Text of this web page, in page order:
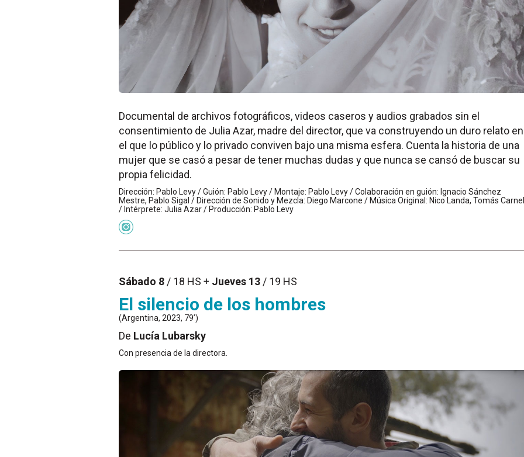
Documental de archivos fotográficos, videos caseros y audios grabados sin el
consentimiento de Julia Azar, madre del director, que va construyendo un duro relato en
el que lo público y lo privado conviven bajo una misma esfera. Cuenta la historia de una
mujer que se casó a pesar de tener muchas dudas y que nunca se cansó de buscar su
propia felicidad.
Dirección: Pablo Levy / Guión: Pablo Levy / Montaje: Pablo Levy / Colaboración en guión: Ignacio Sánchez
Mestre, Pablo Sigal / Dirección de Sonido y Mezcla: Diego Marcone / Música Original: Nico Landa, Tomás
/ Intérprete: Julia Azar / Producción: Pablo Levy
Sábado 8/ 18 HS + Jueves 13/ 19 HS
El silencio de los hombres
(Argentina, 2023, 79’)
De Lucía Lubarsky
Con presencia de la directora.